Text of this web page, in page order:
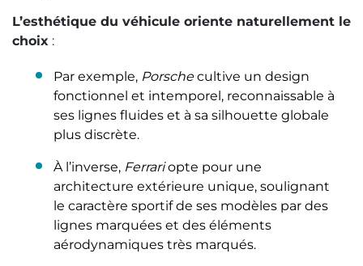
L’esthétique du véhicule oriente naturellement le
choix :
Par exemple, Porschecultive un design
fonctionnel et intemporel, reconnaissable à
ses lignes fluides et à sa silhouette globale
plus discrète.
À l’inverse, Ferrariopte pour une
architecture extérieure unique, soulignant
le caractère sportif de ses modèles par des
lignes marquées et des éléments
aérodynamiques très marqués.